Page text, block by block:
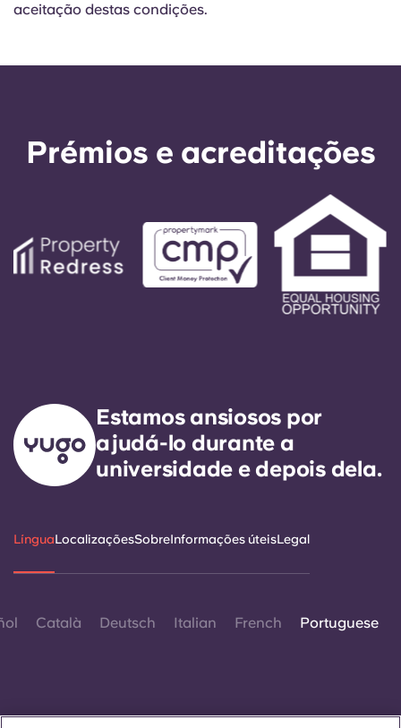
aceitação destas condições.
Prémios e acreditações
Estamos ansiosos por
ajudá-lo durante a
universidade e depois dela.
LínguaLocalizaçõesSobreInformações úteisLegal
Català Deutsch Italian French Portuguese